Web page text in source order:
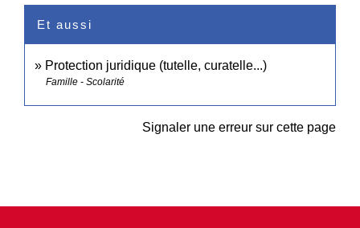
Et aussi
Protection juridique (tutelle, curatelle...)
Famille - Scolarité
Signaler une erreur sur cette page